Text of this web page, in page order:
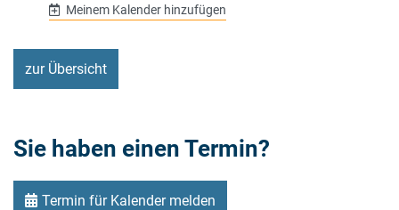
Meinem Kalender hinzufügen
zur Übersicht
Sie haben einen Termin?
Termin für Kalender melden